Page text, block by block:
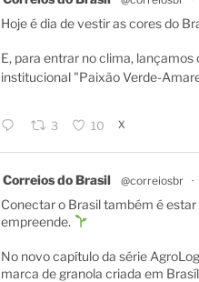
Hoje é dia de vestir as cores do
E, para entrar no clima, lançamos
institucional "Paixão Verde-
3 10 X
Correios do Brasil @correiosbr ·
Conectar o Brasil também é estar
empreende.
No novo capítulo da série
marca de granola criada em